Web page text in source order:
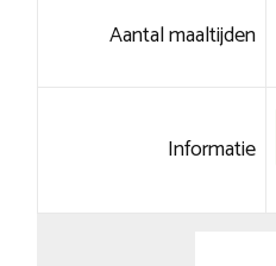
Aantal maaltijden
Informatie